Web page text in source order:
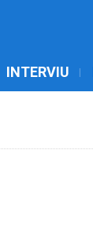
INTERVIU